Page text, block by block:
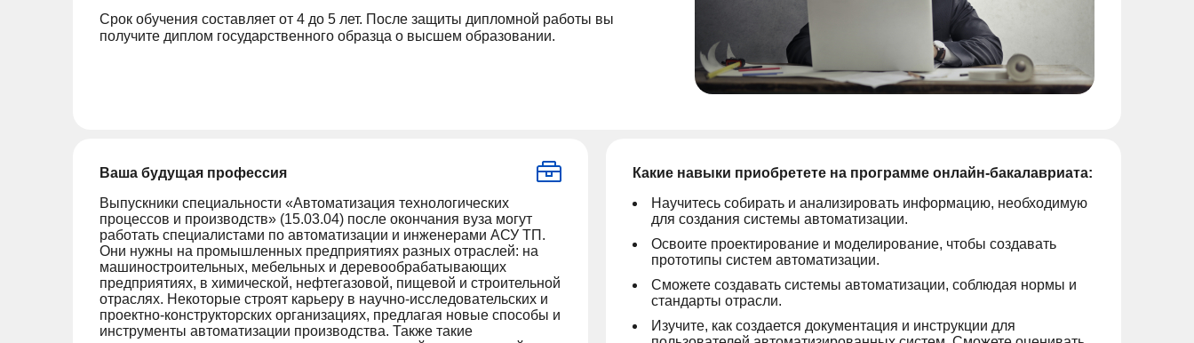
Срок обучения составляет от 4 до 5 лет. После защиты дипломной работы вы
получите диплом государственного образца о высшем образовании.
Ваша будущая профессия
Выпускники специальности «Автоматизация технологических
процессов и производств» (15.03.04) после окончания вуза могут
работать специалистами по автоматизации и инженерами АСУ ТП.
Они нужны на промышленных предприятиях разных отраслей: на
машиностроительных, мебельных и деревообрабатывающих
предприятиях, в химической, нефтегазовой, пищевой и строительной
отраслях. Некоторые строят карьеру в научно-исследовательских и
проектно-конструкторских организациях, предлагая новые способы и
инструменты автоматизации производства. Также такие
Какие навыки приобретете на программе онлайн-бакалавриата:
Научитесь собирать и анализировать информацию, необходимую
для создания системы автоматизации.
Освоите проектирование и моделирование, чтобы создавать
прототипы систем автоматизации.
Сможете создавать системы автоматизации, соблюдая нормы и
стандарты отрасли.
Изучите, как создается документация и инструкции для